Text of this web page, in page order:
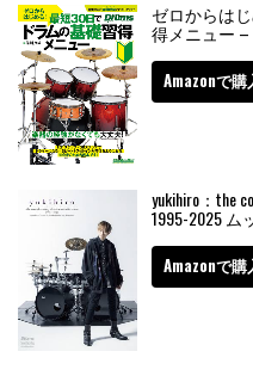
ゼロからは
得メニュー –
Amazonで購
yukihiro：the
1995-2025 ム
Amazonで購